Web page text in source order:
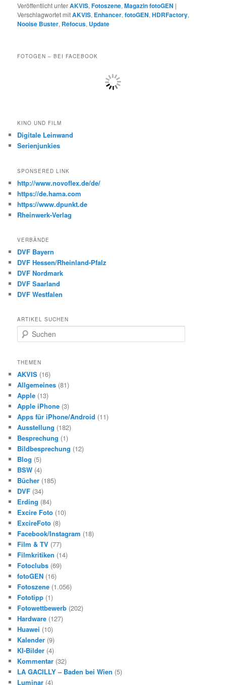
Veröffentlicht unterAKVIS,Fotoszene,Magazin fotoGEN |
Verschlagwortet mitAKVIS, Enhancer,fotoGEN,HDRFactory,
Nooise Buster, Refocus, Update
FOTOGEN – BEI FACEBOOK
KINO UND FILM
Digitale Leinwand
Serienjunkies
SPONSERED LINK
http://www.novoflex.de/de/
https://de.hama.com
https://www.dpunkt.de
Rheinwerk-Verlag
VERBÄNDE
DVF Bayern
DVF Hessen/Rheinland-Pfalz
DVF Nordmark
DVF Saarland
DVF Westfalen
ARTIKEL SUCHEN
u
h
n
THEMEN
AKVIS (16)
Allgemeines (81)
Apple (13)
Apple iPhone (3)
Apps für iPhone/Android (11)
Ausstellung (182)
Besprechung (1)
Bildbesprechung (12)
Blog (5)
BSW (4)
Bücher (185)
DVF (34)
Erding (84)
Excire Foto (10)
ExcireFoto (8)
Facebook/Instagram (18)
Film & TV (77)
Filmkritiken (14)
Fotoclubs (69)
fotoGEN (16)
Fotoszene (1.056)
Fototipp (1)
Fotowettbewerb (202)
Hardware (127)
Huawei (10)
Kalender (9)
KI-Bilder (4)
Kommentar (32)
LA GACILLY – Baden bei Wien (5)
Luminar (4)